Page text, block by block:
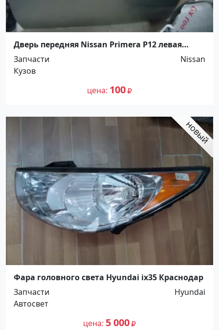
Дверь передняя Nissan Primera P12 левая
Краснодар
Запчасти
Nissan
Кузов
цена 100
Фара головного света Hyundai ix35 Краснодар
Запчасти
Hyundai
Автосвет
цена 5 000